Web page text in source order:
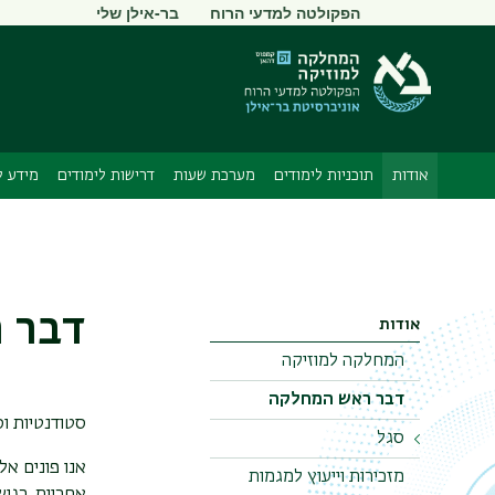
תפריט
משני
הפקולטה למדעי הרוח בר-אילן שלי
אודות תוכניות לימודים מערכת שעות דרישות לימודים מידע
אודות
המחלקה למוזיקה
דבר ראש המחלקה
סגל
סגל אקדמי
מזכירות וייעוץ למגמות
סטודנטיות
אנו פונים